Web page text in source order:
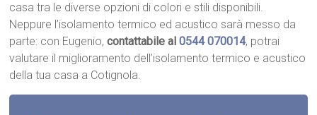
casa tra le diverse opzioni di colori e stili disponibili.
Neppure l’isolamento termico ed acustico sarà messo da
parte: con Eugenio,contattabile al0544 070014, potrai
valutare il miglioramento dell’isolamento termico e acustico
della tua casa a Cotignola.